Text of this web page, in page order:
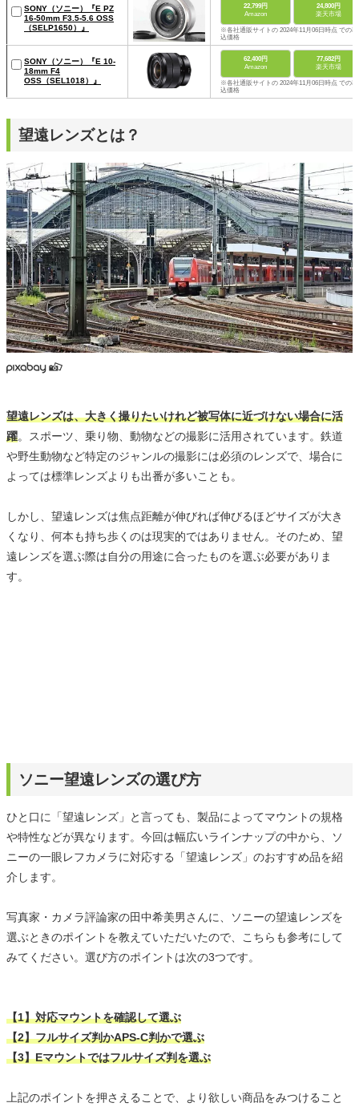
SONY（ソニー）『E PZ
16-50mm F3.5-5.6 OSS
（SELP1650）』
22,799円
Amazon
24,800円
楽天市場
※各社通販サイトの 2024年11月06日時点 での税
込価格
SONY（ソニー）『E 10-
18mm F4
OSS（SEL1018）』
62,400円
Amazon
77,682円
楽天市場
※各社通販サイトの 2024年11月06日時点 での税
込価格
望遠レンズとは？
望遠レンズは、大きく撮りたいけれど被写体に近づけない場合に活
躍。スポーツ、乗り物、動物などの撮影に活用されています。鉄道
や野生動物など特定のジャンルの撮影には必須のレンズで、場合に
よっては標準レンズよりも出番が多いことも。
しかし、望遠レンズは焦点距離が伸びれば伸びるほどサイズが大き
くなり、何本も持ち歩くのは現実的ではありません。そのため、望
遠レンズを選ぶ際は自分の用途に合ったものを選ぶ必要がありま
す。
ソニー望遠レンズの選び方
ひと口に「望遠レンズ」と言っても、製品によってマウントの規格
や特性などが異なります。今回は幅広いラインナップの中から、ソ
ニーの一眼レフカメラに対応する「望遠レンズ」のおすすめ品を紹
介します。
写真家・カメラ評論家の田中希美男さんに、ソニーの望遠レンズを
選ぶときのポイントを教えていただいたので、こちらも参考にして
みてください。選び方のポイントは次の3つです。
【1】対応マウントを確認して選ぶ
【2】フルサイズ判かAPS-C判かで選ぶ
【3】Eマウントではフルサイズ判を選ぶ
上記のポイントを押さえることで、より欲しい商品をみつけること